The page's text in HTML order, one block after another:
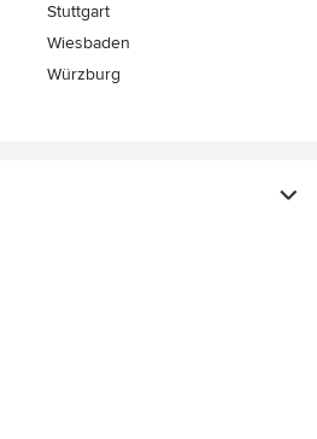
Stuttgart
Wiesbaden
Würzburg